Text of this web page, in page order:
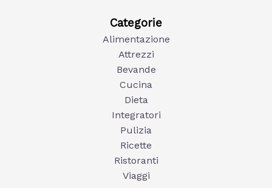
Categorie
Alimentazione
Attrezzi
Bevande
Cucina
Dieta
Integratori
Pulizia
Ricette
Ristoranti
Viaggi